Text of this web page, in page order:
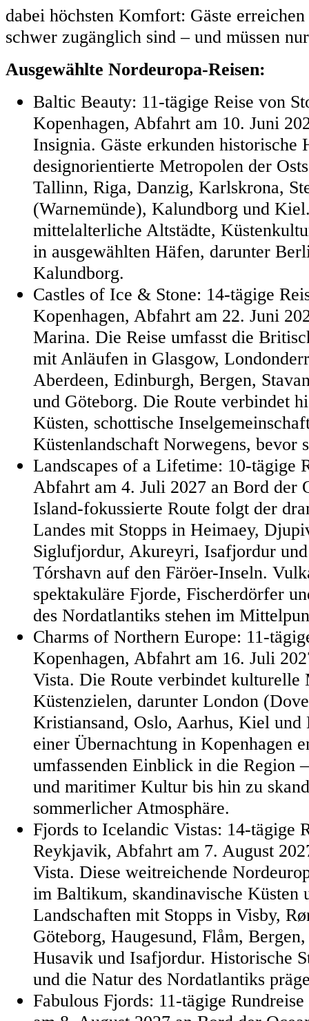
dabei höchsten Komfort: Gäste
schwer zugänglich sind – und müssen
Ausgewählte Nordeuropa-Reisen:
Baltic Beauty: 11-tägige Reise von
Kopenhagen, Abfahrt am 10. Juni
Insignia. Gäste erkunden historische
designorientierte Metropolen der
Tallinn, Riga, Danzig, Karlskrona,
(Warnemünde), Kalundborg und
mittelalterliche Altstädte,
in ausgewählten Häfen, darunter
Kalundborg.
Castles of Ice & Stone: 14-tägige
Kopenhagen, Abfahrt am 22. Juni
Marina. Die Reise umfasst die
mit Anläufen in Glasgow,
Aberdeen, Edinburgh, Bergen,
und Göteborg. Die Route verbindet
Küsten, schottische
Küstenlandschaft Norwegens, bevor
Landscapes of a Lifetime: 10-tägige
Abfahrt am 4. Juli 2027 an Bord der
Island-fokussierte Route folgt der
Landes mit Stopps in Heimaey,
Siglufjordur, Akureyri, Isafjordur
Tórshavn auf den Färöer-Inseln.
spektakuläre Fjorde, Fischerdörfer
des Nordatlantiks stehen im
Charms of Northern Europe: 11-
Kopenhagen, Abfahrt am 16. Juli
Vista. Die Route verbindet kulturelle
Küstenzielen, darunter London
Kristiansand, Oslo, Aarhus, Kiel
einer Übernachtung in Kopenhagen
umfassenden Einblick in die Region
und maritimer Kultur bis hin zu
sommerlicher Atmosphäre.
Fjords to Icelandic Vistas: 14-tägige
Reykjavik, Abfahrt am 7. August
Vista. Diese weitreichende
im Baltikum, skandinavische Küsten
Landschaften mit Stopps in Visby,
Göteborg, Haugesund, Flåm,
Husavik und Isafjordur. Historische
und die Natur des Nordatlantiks
Fabulous Fjords: 11-tägige